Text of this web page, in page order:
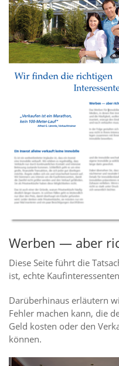
Werben — aber
Diese Seite führt die
ist, echte
Darüberhinaus erläutern
Fehler machen kann, die
Geld kosten oder den
können.